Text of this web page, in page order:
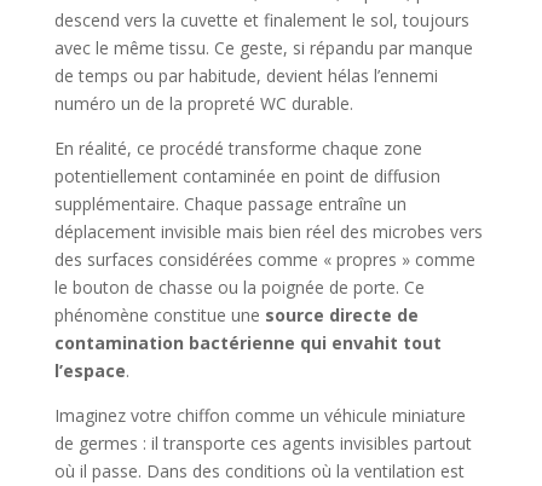
descend vers la cuvette et finalement le sol, toujours
avec le même tissu. Ce geste, si répandu par manque
de temps ou par habitude, devient hélas l’ennemi
numéro un de la propreté WC durable.
En réalité, ce procédé transforme chaque zone
potentiellement contaminée en point de diffusion
supplémentaire. Chaque passage entraîne un
déplacement invisible mais bien réel des microbes vers
des surfaces considérées comme « propres » comme
le bouton de chasse ou la poignée de porte. Ce
phénomène constitue une source directe de
contamination bactérienne qui envahit tout
l’espace.
Imaginez votre chiffon comme un véhicule miniature
de germes : il transporte ces agents invisibles partout
où il passe. Dans des conditions où la ventilation est